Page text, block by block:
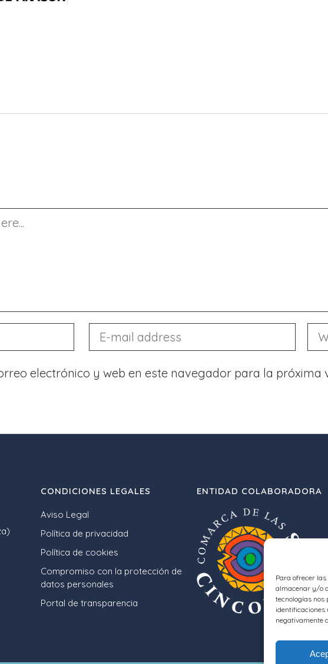
Para ofrecer
almacenar y/o
tecnologías nos
identificaciones
negativamente
electrónico y web en este navegador para la próxima
CONDICIONES LEGALES
Aviso Legal
Política de privacidad
Política de cookies
Compromiso con la protección de
datos personales
Portal de transparencia
ENTIDAD COLABORADORA